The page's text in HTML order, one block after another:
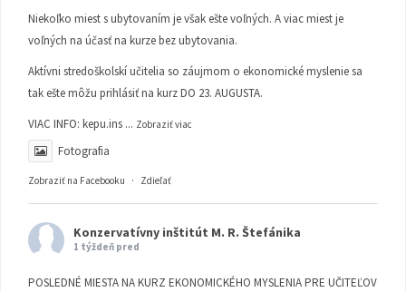
Niekoľko miest s ubytovaním je však ešte voľných. A viac miest je
voľných na účasť na kurze bez ubytovania.
Aktívni stredoškolskí učitelia so záujmom o ekonomické myslenie sa
tak ešte môžu prihlásiť na kurz DO 23. AUGUSTA.
VIAC INFO: kepu.ins ... Zobraziť viac
Fotografia
Zobraziť na Facebooku · Zdieľať
Konzervatívny inštitút M. R. Štefánika
1 týždeň pred
POSLEDNÉ MIESTA NA KURZ EKONOMICKÉHO MYSLENIA PRE UČITEĽOV